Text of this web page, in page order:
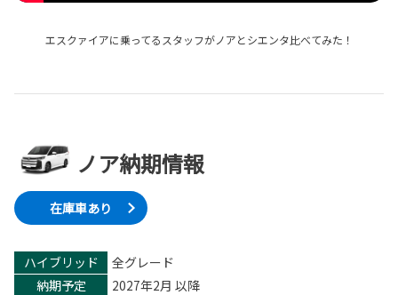
エスクァイアに乗ってるスタッフがノアとシエンタ比べてみた！
ノア納期情報
在庫車あり
ハイブリッド
全グレード
納期予定
2027年2月 以降